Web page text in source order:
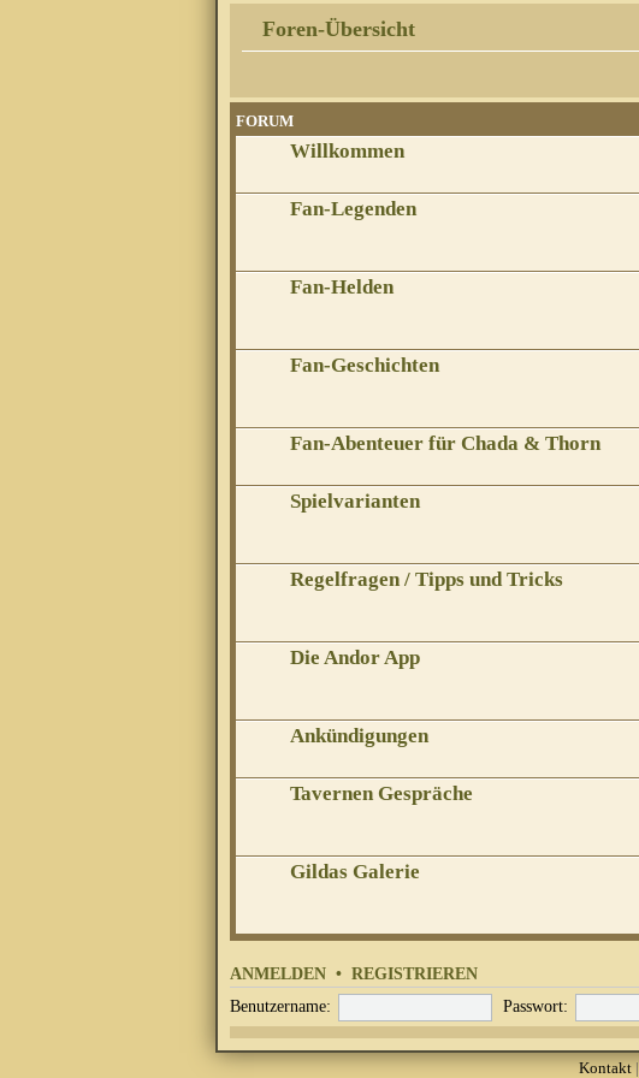
Foren-Übersicht
FORUM
Willkommen
Fan-Legenden
Fan-Helden
Fan-Geschichten
Fan-Abenteuer für Chada & Thorn
Spielvarianten
Regelfragen / Tipps und Tricks
Die Andor App
Ankündigungen
Tavernen Gespräche
Gildas Galerie
ANMELDEN • REGISTRIEREN
Benutzername: Passwort:
Kontakt|